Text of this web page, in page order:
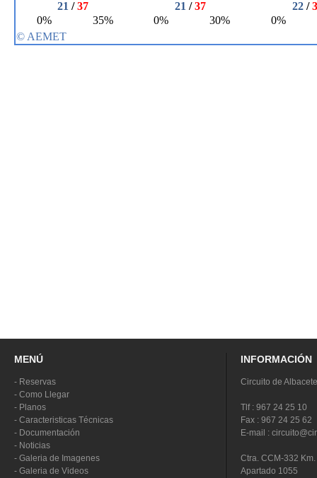
MENÚ
- Reservas
- Como Llegar
- Planos
- Caracteristicas Técnicas
- Documentación
- Noticias
- Galeria de Imagenes
- Galeria de Videos
INFORMACIÓN
Circuito de Albacete
Tlf : 967 24 25 10
Fax : 967 24 25 62
E-mail :
Ctra. CCM-332
Apartado 1055